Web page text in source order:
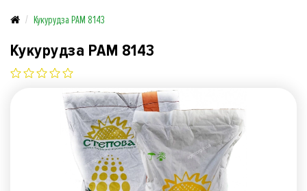
Кукурудза РАМ 8143
Кукурудза РАМ 8143